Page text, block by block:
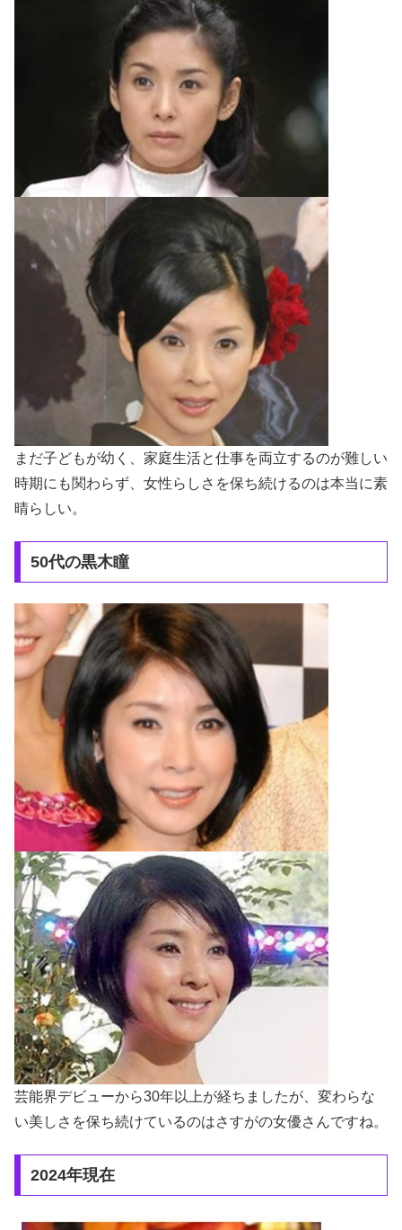
まだ子どもが幼く、家庭生活と仕事を両立するのが難しい
時期にも関わらず、女性らしさを保ち続けるのは本当に素
晴らしい。
50代の黒木瞳
芸能界デビューから30年以上が経ちましたが、変わらな
い美しさを保ち続けているのはさすがの女優さんですね。
2024年現在